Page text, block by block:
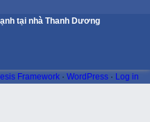
tại nhà Thanh Dương
Framework · WordPress · Log in